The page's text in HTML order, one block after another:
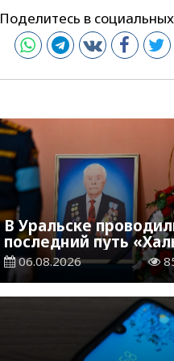
Поделитесь в
В Уральске
последний путь
Қаһарманы» Ивана
Степановича Гапича
06.08.2026